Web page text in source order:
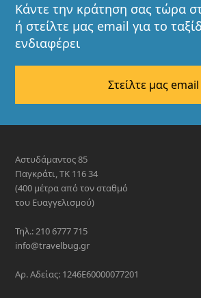
Κάντε την κράτηση σας τώρα
ή στείλτε μας email για το
ενδιαφέρει
Στείλτε μας email
Αστυδάμαντος 85
Παγκράτι, ΤΚ 116 34
(400 μέτρα από τον σταθμό
του Ευαγγελισμού)
Τηλ.: 210 6777 715
info@travelbug.gr
Αρ. Αδείας: 1246E60000077201